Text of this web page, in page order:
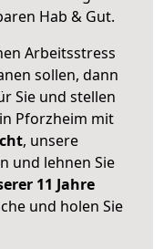
Hab & Gut.
Arbeitsstress
sollen, dann
Sie und stellen
in Pforzheim mit
, unsere
und lehnen Sie
11 Jahre
und holen Sie